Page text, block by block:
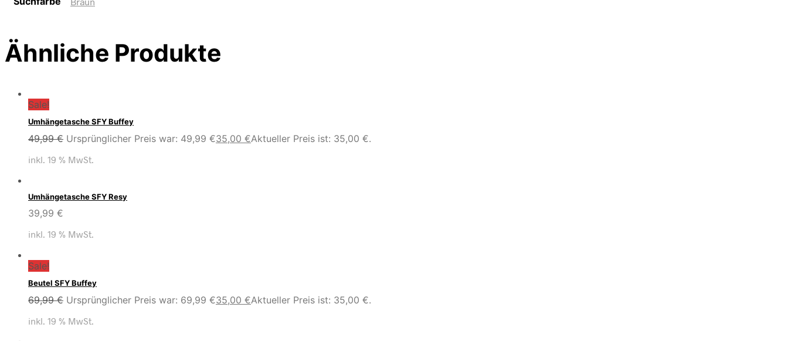
Ähnliche Produkte
Sale!
Umhängetasche SFY Buffey
49,99€ Ursprünglicher Preis war: 49,99 €35,00 €Aktueller Preis ist: 35,00 €.
inkl. 19 % MwSt.
Umhängetasche SFY Resy
39,99 €
inkl. 19 % MwSt.
Sale!
Beutel SFY Buffey
69,99€ Ursprünglicher Preis war: 69,99 €35,00 €Aktueller Preis ist: 35,00 €.
inkl. 19 % MwSt.